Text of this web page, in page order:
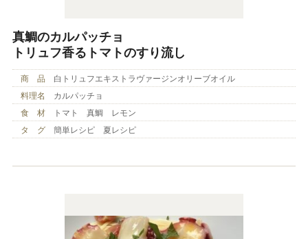
真鯛のカルパッチョ
トリュフ香るトマトのすり流し
商 品
白トリュフエキストラヴァージンオリーブオイル
料理名
カルパッチョ
食 材
トマト 真鯛 レモン
タ グ
簡単レシピ 夏レシピ